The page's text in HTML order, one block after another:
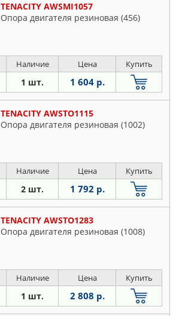
TENACITY AWSMI1057
Опора двигателя резиновая (456)
Наличие Цена Купить
1 шт. 1 604 р.
TENACITY AWSTO1115
Опора двигателя резиновая (1002)
Наличие Цена Купить
2 шт. 1 792 р.
TENACITY AWSTO1283
Опора двигателя резиновая (1008)
Наличие Цена Купить
1 шт. 2 808 р.